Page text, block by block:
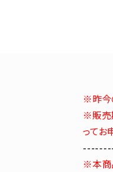
※昨今
※販売
ってお
※本商